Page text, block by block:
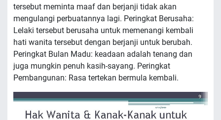
tersebut meminta maaf dan berjanji tidak akan
mengulangi perbuatannya lagi. Peringkat Berusaha:
Lelaki tersebut berusaha untuk memenangi kembali
hati wanita tersebut dengan berjanji untuk berubah.
Peringkat Bulan Madu: keadaan adalah tenang dan
juga mungkin penuh kasih-sayang. Peringkat
Pembangunan: Rasa tertekan bermula kembali.